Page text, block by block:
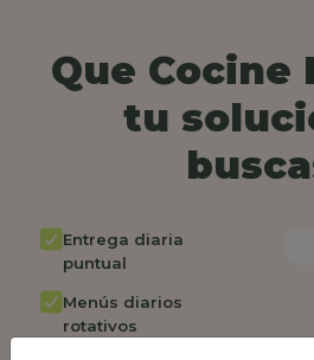
Que Cocine
tu
Entrega diaria
puntual
Menús diarios
rotativos